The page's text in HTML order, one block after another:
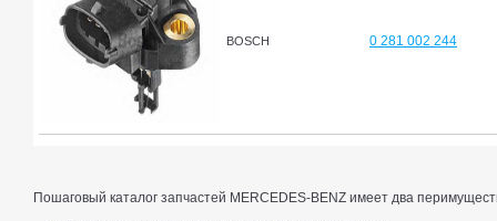
BOSCH 0 281 002 244
Пошаговый каталог запчастей MERCEDES-BENZ имеет два